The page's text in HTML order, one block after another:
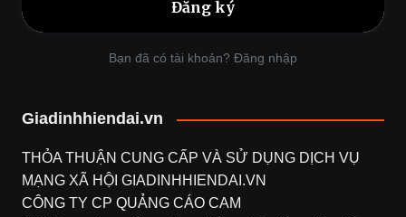
Bạn đã có tài khoản? Đăng nhập
Giadinhhiendai.vn
THỎA THUẬN CUNG CẤP VÀ SỬ DỤNG DỊCH VỤ
MẠNG XÃ HỘI GIADINHHIENDAI.VN
CÔNG TY CP QUẢNG CÁO CAM